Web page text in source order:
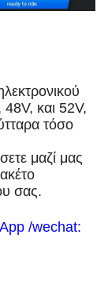
48V, και 52V,
τόσο
μαζί μας
σας.
/wechat: